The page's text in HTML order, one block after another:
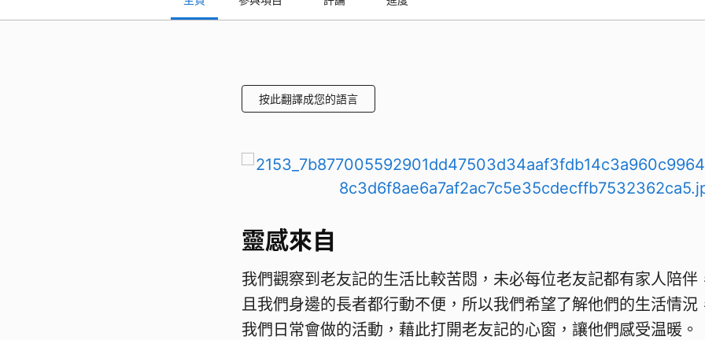
按此翻譯成您的語言
靈感來自
我們觀察到老友記的生活比較苦悶，未必每位老友記都有家人陪伴
且我們身邊的長者都行動不便，所以我們希望了解他們的生活情況
我們日常會做的活動，藉此打開老友記的心窗，讓他們感受温暖。